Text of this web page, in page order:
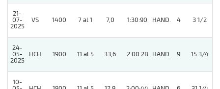
21-
07-
2025
VS 1400 7 al 1 7,0 1:30:90 HAND. 4 3 1/2
24-
05-
2025
HCH 1900 11 al 5 33,6 2:00:28 HAND. 9 15 3/4
10-